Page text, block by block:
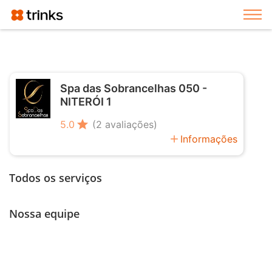
Spa das Sobrancelhas 050 -
NITERÓI 1
5.0 star (2 avaliações)
add Informações
Todos os serviços
Nossa equipe